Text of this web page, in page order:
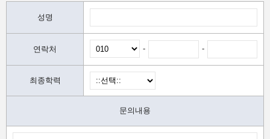
성명
연락처 - -
최종학력
문의내용